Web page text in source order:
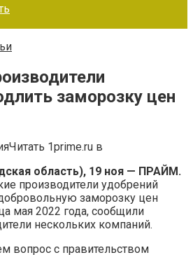
заморозку цен
Читать 1prime.ru в
область), 19 ноя — ПРАЙМ.
производители удобрений
заморозку цен
мая 2022 года, сообщили
нескольких компаний.
вопрос с правительством